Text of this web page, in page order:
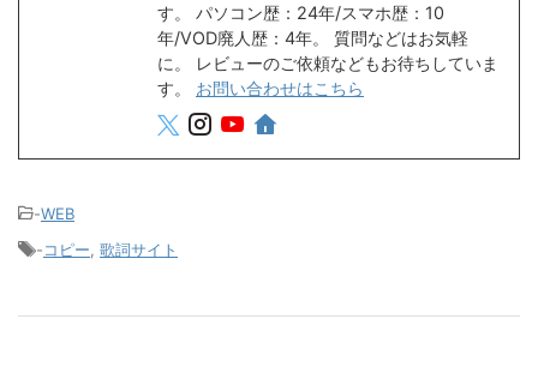
す。 パソコン歴：24年/スマホ歴：10
年/VOD廃人歴：4年。 質問などはお気軽
に。 レビューのご依頼などもお待ちしていま
す。 お問い合わせはこちら
-WEB
-コピー 歌詞サイト